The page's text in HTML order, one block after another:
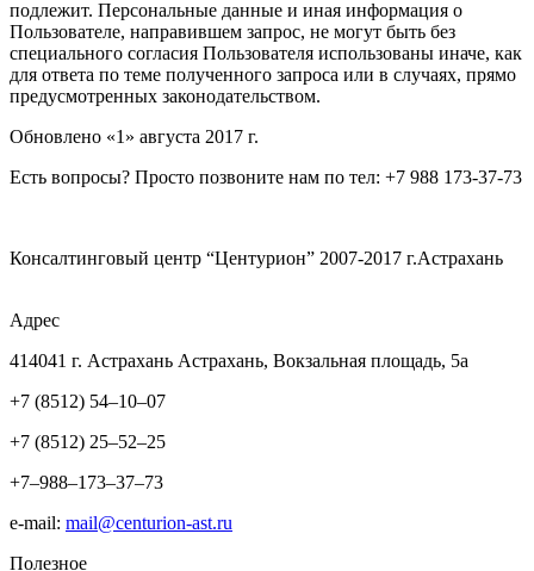
подлежит. Персональные данные и иная информация о
Пользователе, направившем запрос, не могут быть без
специального согласия Пользователя использованы иначе, как
для ответа по теме полученного запроса или в случаях, прямо
предусмотренных законодательством.
Обновлено «1» августа 2017 г.
Есть вопросы? Просто позвоните нам по тел: +7 988 173-37-73
Консалтинговый центр “Центурион” 2007-2017 г.Астрахань
Адрес
414041 г. Астрахань Астрахань, Вокзальная площадь, 5а
+7 (8512) 54–10–07
+7 (8512) 25–52–25
+7–988–173–37–73
e-mail: mail@centurion-ast.ru
Полезное